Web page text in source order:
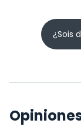
¿Sois